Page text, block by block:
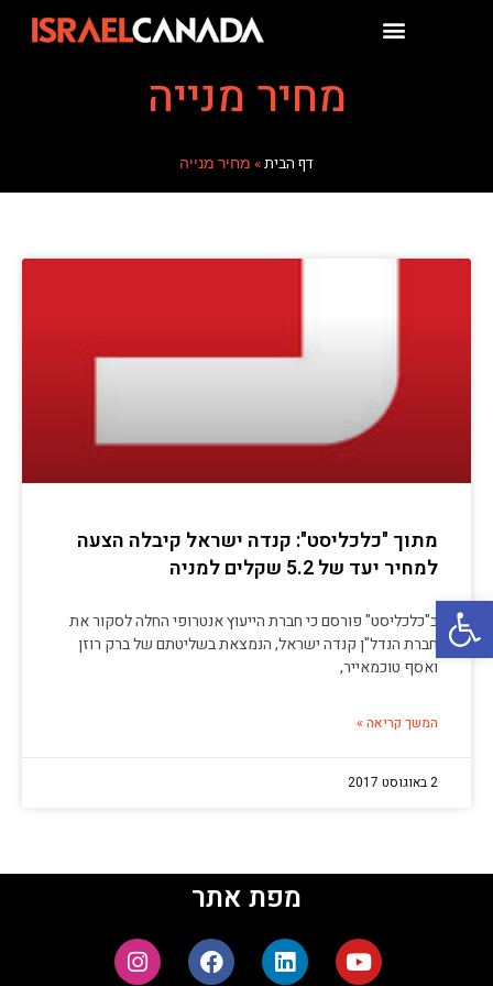
פתח סרגל נגישות
מחיר מנייה
דף הבית» מחיר מנייה
מתוך "כלכליסט": קנדה ישראל קיבלה הצעה
למחיר יעד של 5.2 שקלים למניה
ב"כלכליסט" פורסם כי חברת הייעוץ אנטרופי החלה לסקור את
חברת הנדל"ן קנדה ישראל, הנמצאת בשליטתם של ברק רוזן
ואסף טוכמאייר,
המשך קריאה »
2 באוגוסט 2017
מפת אתר